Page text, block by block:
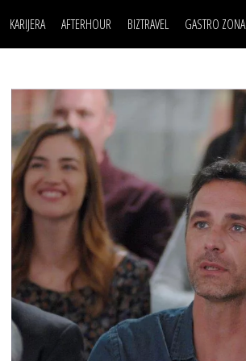
KARIJERA
LJUDI (HR)
MOJ UGAO
USAVRŠAVANJE
KNOW-HOW
AFTERHOUR
KNJIGE
AUTO SVET
STIL
WELLBEING
BIZTRAVEL GASTRO ZONA
POSAO
MOJ UGAO
USAVRŠAVANJE
KNOW-HOW
FILM I SCENA
AUTO SVET
STIL
WELLBEING